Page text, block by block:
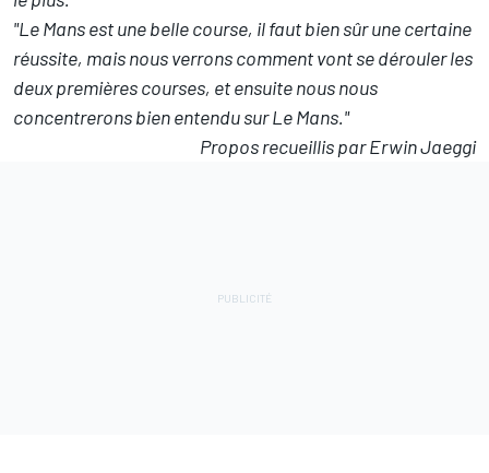
"Le Mans est une belle course, il faut bien sûr une certaine
réussite, mais nous verrons comment vont se dérouler les
deux premières courses, et ensuite nous nous
concentrerons bien entendu sur Le Mans."
Propos recueillis par Erwin Jaeggi